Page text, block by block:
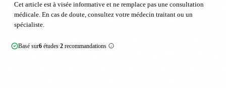
Cet article est à visée informative et ne remplace pas une consultation
médicale. En cas de doute, consultez votre médecin traitant ou un
spécialiste.
Basé sur6études·2recommandations